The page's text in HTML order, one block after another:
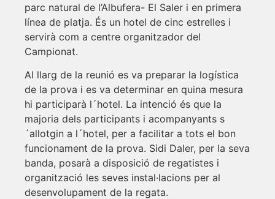
parc natural de l’Albufera- El Saler i en primera
línea de platja. És un hotel de cinc estrelles i
servirà com a centre organitzador del
Campionat.
Al llarg de la reunió es va preparar la logística
de la prova i es va determinar en quina mesura
hi participarà l´hotel. La intenció és que la
majoria dels participants i acompanyants s
´allotgin a l´hotel, per a facilitar a tots el bon
funcionament de la prova. Sidi Daler, per la seva
banda, posarà a disposició de regatistes i
organització les seves instal·lacions per al
desenvolupament de la regata.